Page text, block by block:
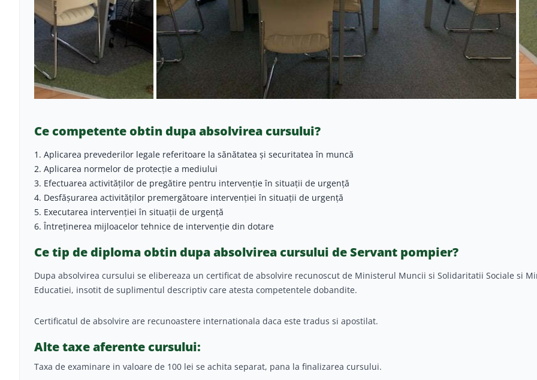
Ce competente obtin dupa absolvirea cursului?
1. Aplicarea prevederilor legale referitoare la sănătatea şi securitatea în muncă
2. Aplicarea normelor de protecţie a mediului
3. Efectuarea activităţilor de pregătire pentru intervenţie în situaţii de urgenţă
4. Desfăşurarea activităţilor premergătoare intervenţiei în situaţii de urgenţă
5. Executarea intervenţiei în situaţii de urgenţă
6. Întreţinerea mijloacelor tehnice de intervenţie din dotare
Ce tip de diploma obtin dupa absolvirea cursului de Servant pompier?
Dupa absolvirea cursului se elibereaza un certificat de absolvire recunoscut de Ministerul Muncii si Solidaritatii Sociale si
Educatiei, insotit de suplimentul descriptiv care atesta competentele dobandite.
Certificatul de absolvire are recunoastere internationala daca este tradus si apostilat.
Alte taxe aferente cursului:
Taxa de examinare in valoare de 100 lei se achita separat, pana la finalizarea cursului.